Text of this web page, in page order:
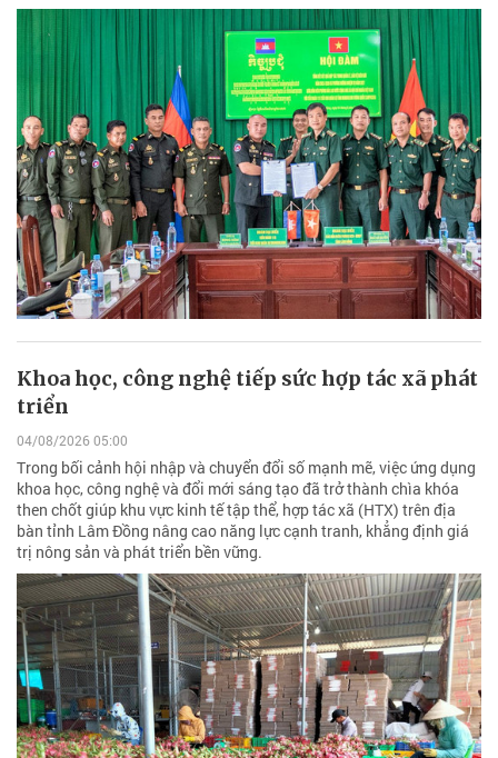
Khoa học, công nghệ tiếp sức hợp tác xã phát
triển
04/08/2026 05:00
Trong bối cảnh hội nhập và chuyển đổi số mạnh mẽ, việc ứng dụng
khoa học, công nghệ và đổi mới sáng tạo đã trở thành chìa khóa
then chốt giúp khu vực kinh tế tập thể, hợp tác xã (HTX) trên địa
bàn tỉnh Lâm Đồng nâng cao năng lực cạnh tranh, khẳng định giá
trị nông sản và phát triển bền vững.